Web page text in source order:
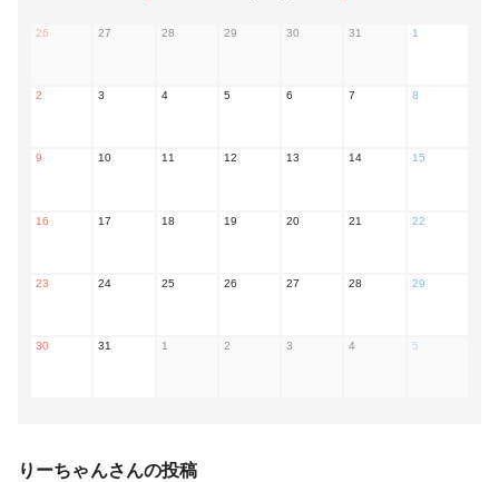
26 27 28 29 30 31 1
2 3 4 5 6 7 8
9 10 11 12 13 14 15
16 17 18 19 20 21 22
23 24 25 26 27 28 29
30 31 1 2 3 4 5
りーちゃんさんの投稿